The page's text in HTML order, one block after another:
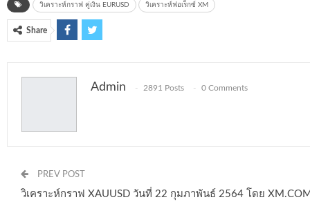
วิเคราะห์กราฟ คู่เงิน EURUSD วิเคราะห์ฟอเร็กซ์ XM
Share
Admin 2891 Posts 0 Comments
PREV POST
วิเคราะห์กราฟ XAUUSD วันที่ 22 กุมภาพันธ์ 2564 โดย